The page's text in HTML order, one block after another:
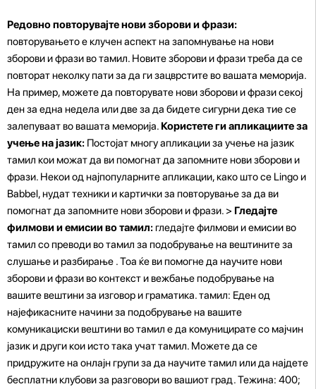
Редовно повторувајте нови зборови и фрази:
повторувањето е клучен аспект на запомнување на нови
зборови и фрази во тамил. Новите зборови и фрази треба да се
повторат неколку пати за да ги зацврстите во вашата меморија.
На пример, можете да повторувате нови зборови и фрази секој
ден за една недела или две за да бидете сигурни дека тие се
залепуваат во вашата меморија. Користете ги апликациите за
учење на јазик: Постојат многу апликации за учење на јазик
тамил кои можат да ви помогнат да запомните нови зборови и
фрази. Некои од најпопуларните апликации, како што се Lingo и
Babbel, нудат техники и картички за повторување за да ви
помогнат да запомните нови зборови и фрази. > Гледајте
филмови и емисии во тамил:гледајте филмови и емисии во
тамил со преводи во тамил за подобрување на вештините за
слушање и разбирање . Тоа ќе ви помогне да научите нови
зборови и фрази во контекст и вежбање подобрување на
вашите вештини за изговор и граматика. тамил: Еден од
најефикасните начини за подобрување на вашите
комуникациски вештини во тамил е да комуницирате со мајчин
јазик и други кои исто така учат тамил. Можете да се
придружите на онлајн групи за да научите тамил или да најдете
бесплатни клубови за разговори во вашиот град. Тежина: 400;